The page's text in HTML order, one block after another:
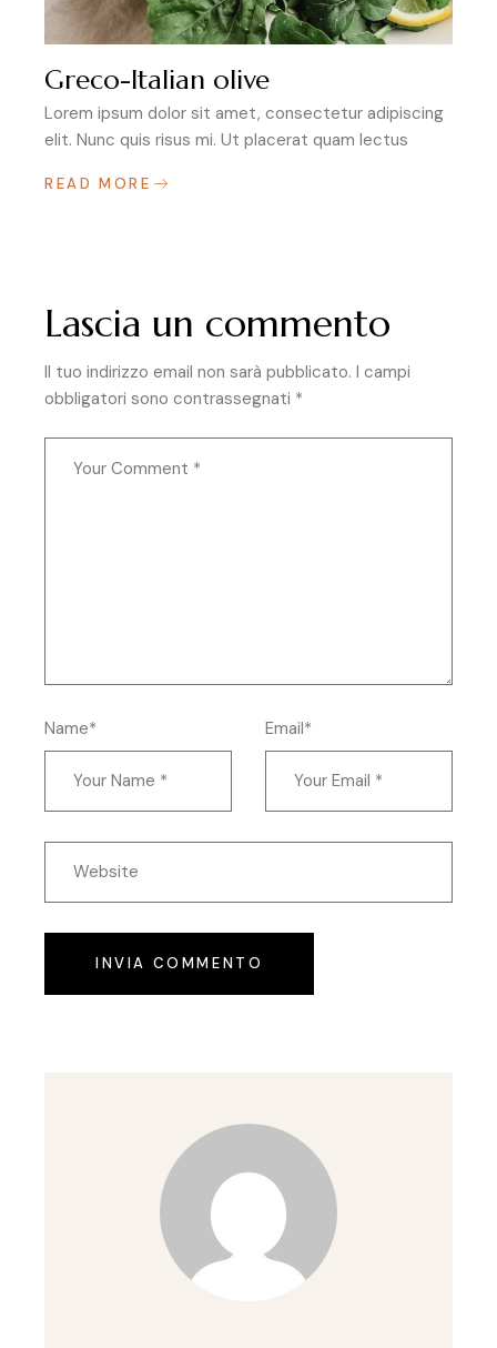
Greco-Italian olive
Lorem ipsum dolor sit amet, consectetur adipiscing
elit. Nunc quis risus mi. Ut placerat quam lectus
READ MORE
Lascia un commento
Il tuo indirizzo email non sarà pubblicato. I campi
obbligatori sono contrassegnati *
Name* Email*
INVIA COMMENTO